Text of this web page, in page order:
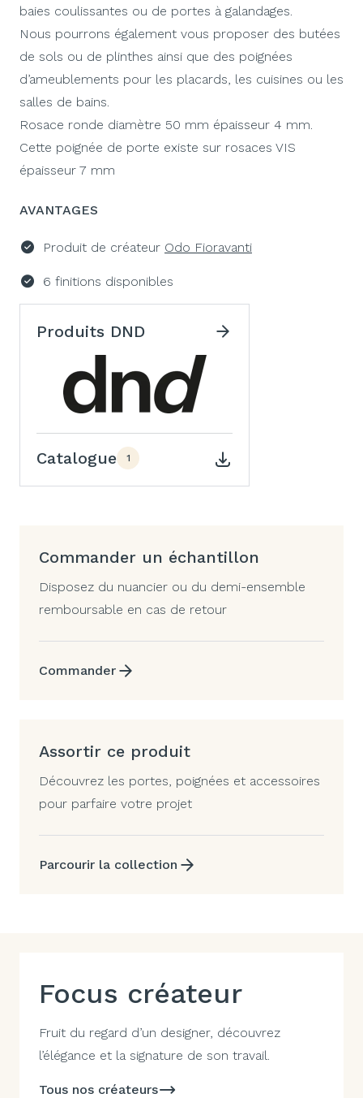
baies coulissantes ou de portes à galandages.
Nous pourrons également vous proposer des butées
de sols ou de plinthes ainsi que des poignées
d’ameublements pour les placards, les cuisines ou les
salles de bains.
Rosace ronde diamètre 50 mm épaisseur 4 mm.
Cette poignée de porte existe sur rosaces VIS
épaisseur 7 mm
AVANTAGES
Produit de créateur Odo Fioravanti
6 finitions disponibles
Produits DND
Catalogue 1
Commander un échantillon
Disposez du nuancier ou du demi-ensemble
remboursable en cas de retour
Commander
Assortir ce produit
Découvrez les portes, poignées et accessoires
pour parfaire votre projet
Parcourir la collection
Focus créateur
Fruit du regard d’un designer, découvrez
l’élégance et la signature de son travail.
Tous nos créateurs